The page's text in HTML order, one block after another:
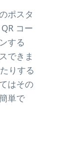
ポスタ
コー
する
できま
りする
はその
単で